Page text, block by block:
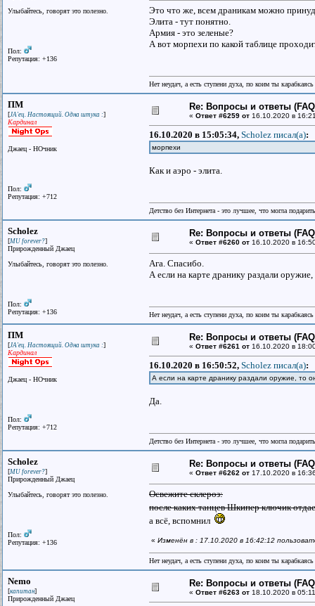
Улыбайтесь, говорят это полезно.
Пол:
Репутация: +136
Это что же, всем драникам можно
Элита - тут понятно.
Армия - это зеленые?
А вот морпехи по какой таблице
Нет неудач, а есть ступени духа, по коим ты
ПМ
[JA'ец. Настоящий. Одна штука :]
Кардинал
Джаец - НОчник
Пол:
Репутация: +712
Re: Вопросы и ответы
« Ответ #6259 от 16.10.2020 в
16.10.2020 в 15:05:34, Scholez писал(a):
морпехи
Как и аэро - элита.
Детство без Интернета - это лучшее, что могла
Scholez
[MU forever?]
Прирожденный Джаец
Улыбайтесь, говорят это полезно.
Пол:
Репутация: +136
Re: Вопросы и ответы
« Ответ #6260 от 16.10.2020 в
Ага. Спасибо.
А если на карте дранику раздали
Нет неудач, а есть ступени духа, по коим ты
ПМ
[JA'ец. Настоящий. Одна штука :]
Кардинал
Джаец - НОчник
Пол:
Репутация: +712
Re: Вопросы и ответы
« Ответ #6261 от 16.10.2020 в
16.10.2020 в 16:50:52, Scholez писал(a):
А если на карте дранику раздали оружие, то
Да.
Детство без Интернета - это лучшее, что могла
Scholez
[MU forever?]
Прирожденный Джаец
Улыбайтесь, говорят это полезно.
Пол:
Репутация: +136
Re: Вопросы и ответы
« Ответ #6262 от 17.10.2020 в
Освежите склероз:
после каких танцев Шкипер ключик
а всё, вспомнил
« Изменён в : 17.10.2020 в 16:42:12
Нет неудач, а есть ступени духа, по коим ты
Nemo
[капитан]
Прирожденный Джаец
Re: Вопросы и ответы
« Ответ #6263 от 18.10.2020 в